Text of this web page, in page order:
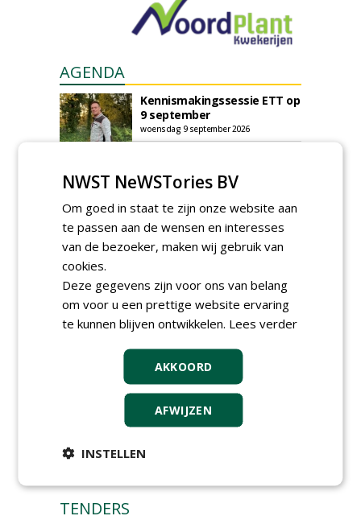
AGENDA
Kennismakingssessie ETT op
9 september
woensdag 9 september 2026
boomprofessionals
Event: De stad van de
toekomst begint in de
openbare ruimte
TENDERS
NWST NeWSTories BV
Om goed in staat te zijn onze website aan
te passen aan de wensen en interesses
van de bezoeker, maken wij gebruik van
cookies.
Deze gegevens zijn voor ons van belang
om voor u een prettige website ervaring
te kunnen blijven ontwikkelen. Lees verder
AKKOORD
AFWIJZEN
INSTELLEN